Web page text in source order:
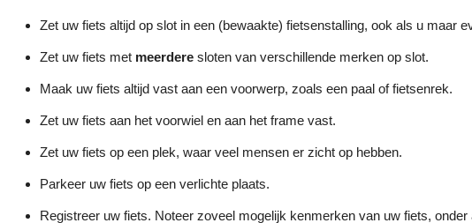
Zet uw fiets altijd op slot in een (bewaakte) fietsenstalling, ook als u maar
Zet uw fiets met meerdere sloten van verschillende merken op slot.
Maak uw fiets altijd vast aan een voorwerp, zoals een paal of fietsenrek.
Zet uw fiets aan het voorwiel en aan het frame vast.
Zet uw fiets op een plek, waar veel mensen er zicht op hebben.
Parkeer uw fiets op een verlichte plaats.
Registreer uw fiets. Noteer zoveel mogelijk kenmerken van uw fiets,